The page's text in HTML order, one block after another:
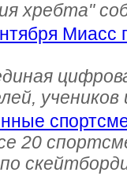
хребта"
Миасс
учеников
20